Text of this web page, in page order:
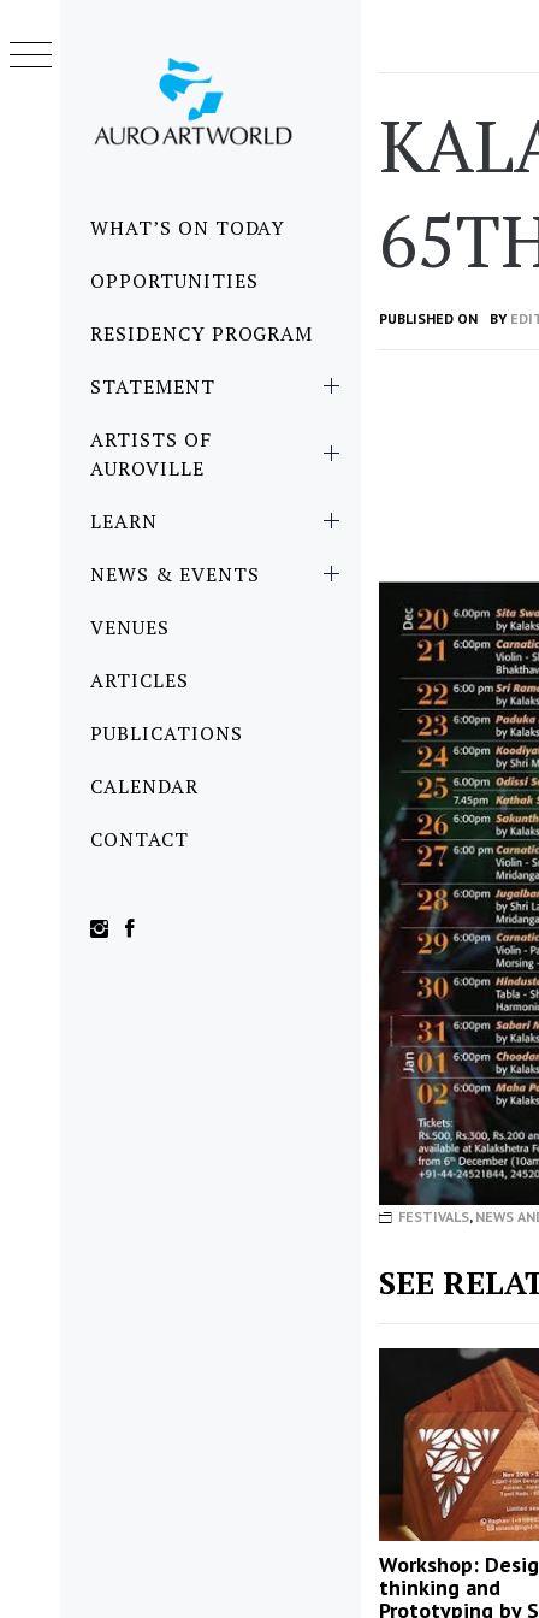
MenuWHAT’S ON TODAY
OPPORTUNITIES
RESIDENCY PROGRAM
STATEMENT
ARTISTS OF
AUROVILLE
LEARN
NEWS & EVENTS
VENUES
ARTICLES
PUBLICATIONS
CALENDAR
CONTACT
content
PUBLISHED ON BY
FESTIVALS, NEWS
SEE
Workshop:
thinking and
Prototyping by